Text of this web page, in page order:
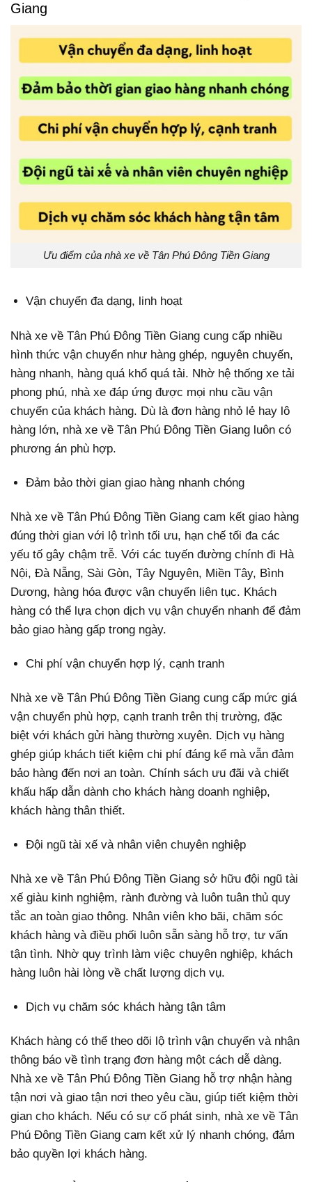
Giang
Ưu điểm của nhà xe về Tân Phú Đông Tiền Giang
Vận chuyển đa dạng, linh hoạt
Nhà xe về Tân Phú Đông Tiền Giang cung cấp nhiều
hình thức vận chuyển như hàng ghép, nguyên chuyến,
hàng nhanh, hàng quá khổ quá tải. Nhờ hệ thống xe tải
phong phú, nhà xe đáp ứng được mọi nhu cầu vận
chuyển của khách hàng. Dù là đơn hàng nhỏ lẻ hay lô
hàng lớn, nhà xe về Tân Phú Đông Tiền Giang luôn có
phương án phù hợp.
Đảm bảo thời gian giao hàng nhanh chóng
Nhà xe về Tân Phú Đông Tiền Giang cam kết giao hàng
đúng thời gian với lộ trình tối ưu, hạn chế tối đa các
yếu tố gây chậm trễ. Với các tuyến đường chính đi Hà
Nội, Đà Nẵng, Sài Gòn, Tây Nguyên, Miền Tây, Bình
Dương, hàng hóa được vận chuyển liên tục. Khách
hàng có thể lựa chọn dịch vụ vận chuyển nhanh để đảm
bảo giao hàng gấp trong ngày.
Chi phí vận chuyển hợp lý, cạnh tranh
Nhà xe về Tân Phú Đông Tiền Giang cung cấp mức giá
vận chuyển phù hợp, cạnh tranh trên thị trường, đặc
biệt với khách gửi hàng thường xuyên. Dịch vụ hàng
ghép giúp khách tiết kiệm chi phí đáng kể mà vẫn đảm
bảo hàng đến nơi an toàn. Chính sách ưu đãi và chiết
khấu hấp dẫn dành cho khách hàng doanh nghiệp,
khách hàng thân thiết.
Đội ngũ tài xế và nhân viên chuyên nghiệp
Nhà xe về Tân Phú Đông Tiền Giang sở hữu đội ngũ tài
xế giàu kinh nghiệm, rành đường và luôn tuân thủ quy
tắc an toàn giao thông. Nhân viên kho bãi, chăm sóc
khách hàng và điều phối luôn sẵn sàng hỗ trợ, tư vấn
tận tình. Nhờ quy trình làm việc chuyên nghiệp, khách
hàng luôn hài lòng về chất lượng dịch vụ.
Dịch vụ chăm sóc khách hàng tận tâm
Khách hàng có thể theo dõi lộ trình vận chuyển và nhận
thông báo về tình trạng đơn hàng một cách dễ dàng.
Nhà xe về Tân Phú Đông Tiền Giang hỗ trợ nhận hàng
tận nơi và giao tận nơi theo yêu cầu, giúp tiết kiệm thời
gian cho khách. Nếu có sự cố phát sinh, nhà xe về Tân
Phú Đông Tiền Giang cam kết xử lý nhanh chóng, đảm
bảo quyền lợi khách hàng.